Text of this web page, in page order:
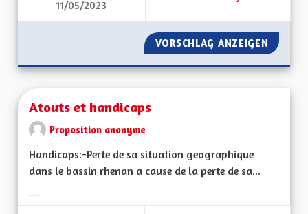
11/05/2023 CRÉER UNE
VORSCHLAG ANZEIGEN
Atouts et handicaps
Proposition anonyme
Handicaps:-Perte de sa situation geographique
dans le bassin rhenan a cause de la perte de sa...